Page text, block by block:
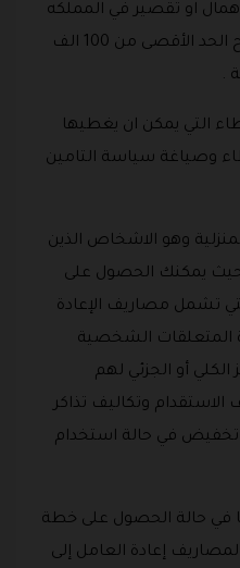
او تقصير في المملكه
العربيه السعوديه فقط ويتراوح الحد الأقصى من 100 الف
.
التي يمكن ان يغطيها
وصياغة سياسة التامين
وهو الاشخاص الذين
حيث يمكنك الحصول على
تشمل مصاريف الإعادة
المتعلقات الشخصية
أو الجزئي لهم
وتكاليف تذاكر
في حالة استخدام
في حالة الحصول على خطة
إعادة العامل إلى